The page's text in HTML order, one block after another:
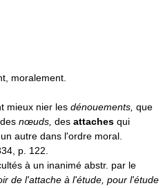
moralement.
mieux nier les dénouements, que
des nœuds, des attaches qui
autre dans l'ordre moral.
p. 122.
à un inanimé abstr. par le
de l'attache à l'étude, pour l'étude